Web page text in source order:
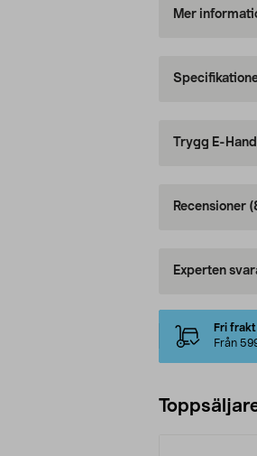
Mer
Trygg E-
Recensioner
Experten
Fri frakt
Från